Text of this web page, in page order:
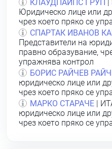
КЛАУДПАЙПС ГРУП
Юридическо лице или
чрез което пряко се
СПАРТАК ИВАНОВ
Представители на
правно образувание,
упражнява контрол
БОРИС РАЙЧЕВ
юридическо лице или
чрез което пряко се
МАРКО СТАРАЧЕ |
юридическо лице или
чрез което пряко се